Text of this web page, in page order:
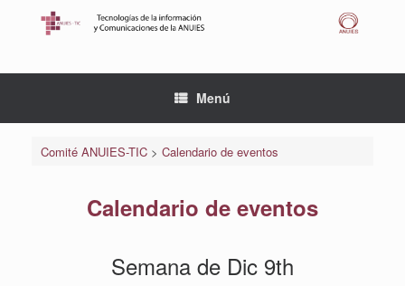
Menú
Comité ANUIES-TIC> Calendario de eventos
Calendario de eventos
Semana de Dic 9th